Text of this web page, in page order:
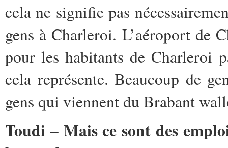
cela ne signifie pas
gens à Charleroi. L’aéroport de
pour les habitants de Charleroi
cela représente. Beaucoup de
gens qui viennent du Brabant
Toudi – Mais ce sont des